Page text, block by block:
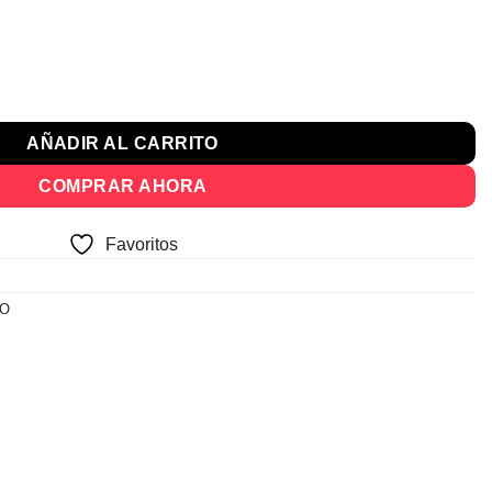
100% Mdp Con Patas cantidad
AÑADIR AL CARRITO
COMPRAR AHORA
Favoritos